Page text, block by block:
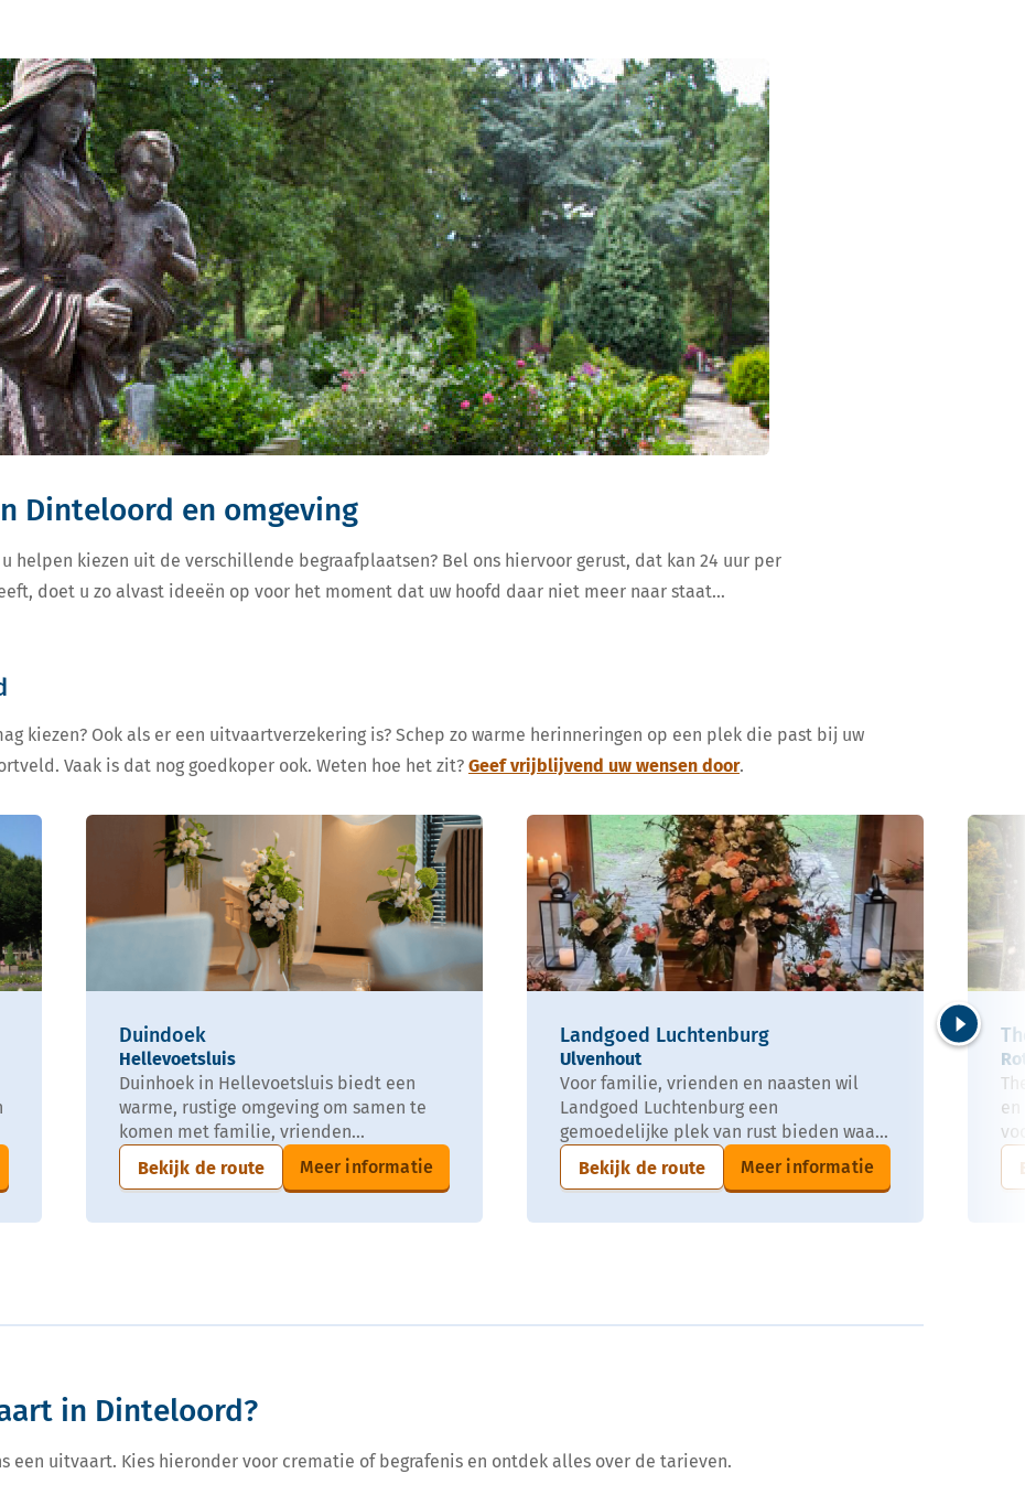
Dinteloord en omgeving
helpen kiezen uit de verschillende begraafplaatsen? Bel ons hiervoor gerust, dat kan 24 uur per
doet u zo alvast ideeën op voor het moment dat uw hoofd daar niet meer naar staat…
kiezen? Ook als er een uitvaartverzekering is? Schep zo warme herinneringen op een plek die past bij uw
Vaak is dat nog goedkoper ook. Weten hoe het zit? Geef vrijblijvend uw wensen door.
Duindoek
Hellevoetsluis
Duinhoek in Hellevoetsluis biedt een
warme, rustige omgeving om samen te
komen met familie, vrienden...
Bekijk de route
Meer informatie
Landgoed Luchtenburg
Ulvenhout
Voor familie, vrienden en naasten wil
Landgoed Luchtenburg een
gemoedelijke plek van rust bieden waa...
Bekijk de route
Meer informatie
Volgende
in Dinteloord?
een uitvaart. Kies hieronder voor crematie of begrafenis en ontdek alles over de tarieven.